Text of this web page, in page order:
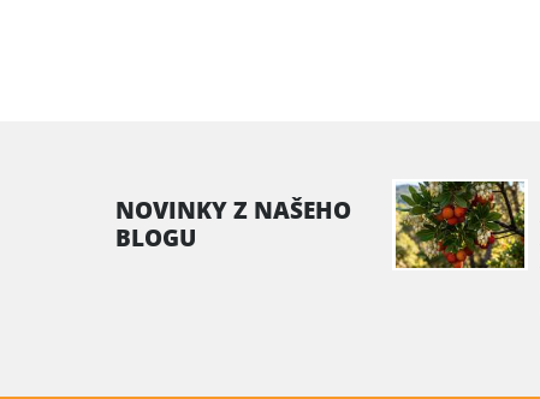
NOVINKY Z NAŠEHO
BLOGU